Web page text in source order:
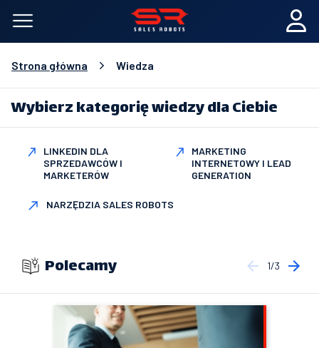
Strona główna Wiedza
Wybierz kategorię wiedzy dla Ciebie
LINKEDIN DLA
SPRZEDAWCÓW I
MARKETERÓW
MARKETING
INTERNETOWY I LEAD
GENERATION
NARZĘDZIA SALES ROBOTS
Polecamy 1/3